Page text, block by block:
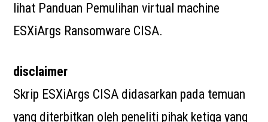
lihat Panduan Pemulihan virtual machine
ESXiArgs Ransomware CISA.
disclaimer
Skrip ESXiArgs CISA didasarkan pada temuan
yang diterbitkan oleh peneliti pihak ketiga yang